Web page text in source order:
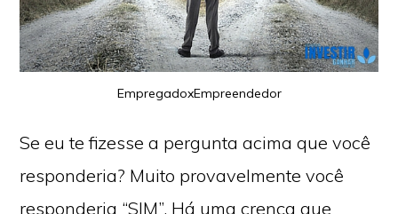
EmpregadoxEmpreendedor
Se eu te fizesse a pergunta acima que você
responderia? Muito provavelmente você
responderia “SIM”. Há uma crença que